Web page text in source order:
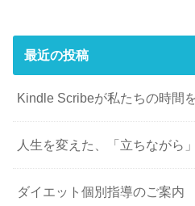
最近の投稿
Kindle Scribeが私たちの時間
人生を変えた、「立ちながら
ダイエット個別指導のご案内